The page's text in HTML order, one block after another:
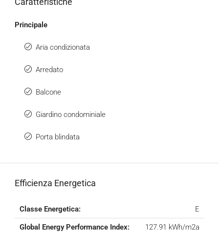
Principale
Aria condizionata
Arredato
Balcone
Giardino condominiale
Porta blindata
Efficienza Energetica
Classe Energetica: E
Global Energy Performance Index: 127.91 kWh/m2a